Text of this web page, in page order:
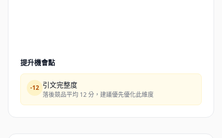
提升機會點
-12 引文完整度
落後競品平均 12 分，建議優先優化此維度